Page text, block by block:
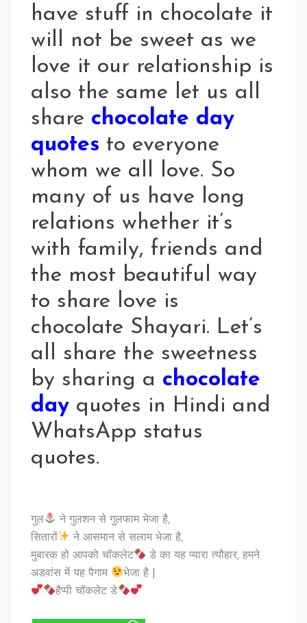
have stuff in chocolate it
will not be sweet as we
love it our relationship is
also the same let us all
share chocolate day
quotes to everyone
whom we all love. So
many of us have long
relations whether it’s
with family, friends and
the most beautiful way
to share love is
chocolate Shayari. Let’s
all share the sweetness
by sharing a chocolate
day quotes in Hindi and
WhatsApp status
quotes.
गुल
ने गुलशन से गुलफाम भेजा है,
सितारों
ने आसमान से सलाम भेजा है,
मुबारक हो आपको चॉकलेट
डे का यह प्यारा त्यौहार, हमने
अडवांस में यह पैगाम
भेजा है |
हैप्पी चॉकलेट डे